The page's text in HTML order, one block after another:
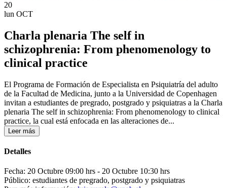
20
lun OCT
Charla plenaria The self in
schizophrenia: From phenomenology to
clinical practice
El Programa de Formación de Especialista en Psiquiatría del adulto
de la Facultad de Medicina, junto a la Universidad de Copenhagen
invitan a estudiantes de pregrado, postgrado y psiquiatras a la Charla
plenaria The self in schizophrenia: From phenomenology to clinical
practice, la cual está enfocada en las alteraciones de...
Leer más
Detalles
Fecha: 20 Octubre 09:00 hrs - 20 Octubre 10:30 hrs
Público: estudiantes de pregrado, postgrado y psiquiatras